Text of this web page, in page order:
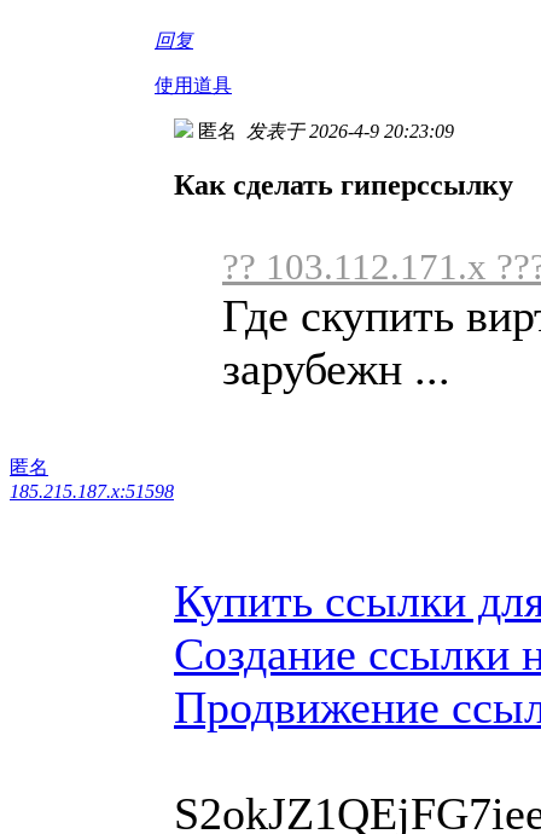
回复
使用道具
匿名
185.215.187.x:51598
匿名 发表于 2026-4-9 20:23:09
Как сделать гиперссылку
?? 103.112.171.x
Где скупить
зарубежн ...
Купить ссылки
Создание ссылки
Продвижение